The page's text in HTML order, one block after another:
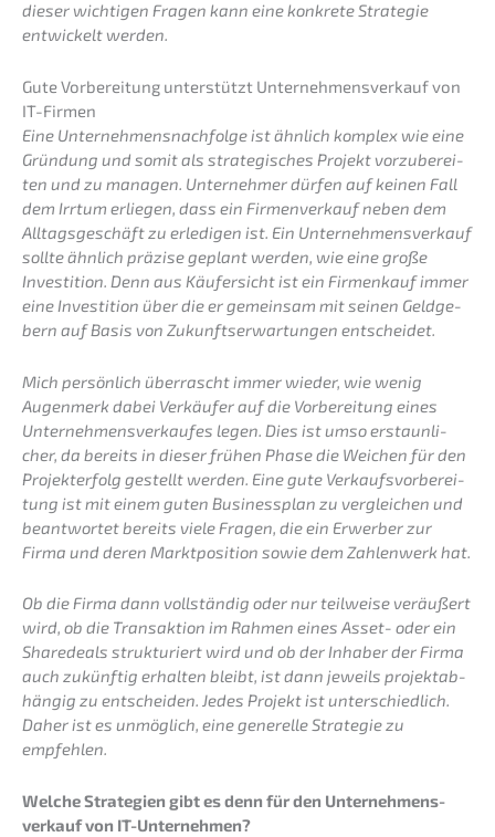
dieser wichti­gen Fragen kann eine konkre­te Strate­gie
entwi­ckelt werden.
Gute Vorbe­rei­tung unter­stützt Unter­nehmens­verkauf von
IT-Firmen
Eine Unternehmens­nachfolge ist ähnlich komplex wie eine
Gründung und somit als strate­gi­sches Projekt vorzu­be­rei­
ten und zu managen. Unter­neh­mer dürfen auf keinen Fall
dem Irrtum erlie­gen, dass ein Firmen­ver­kauf neben dem
Alltags­ge­schäft zu erledi­gen ist. Ein Unter­nehmens­verkauf
sollte ähnlich präzi­se geplant werden, wie eine große
Inves­ti­ti­on. Denn aus Käufer­sicht ist ein Firmen­kauf immer
eine Inves­ti­ti­on über die er gemein­sam mit seinen Geldge­
bern auf Basis von Zukunfts­er­war­tun­gen entscheidet.
Mich persön­lich überrascht immer wieder, wie wenig
Augen­merk dabei Verkäu­fer auf die Vorbe­rei­tung eines
Unter­neh­mens­ver­kau­fes legen. Dies ist umso erstaun­li­
cher, da bereits in dieser frühen Phase die Weichen für den
Projekt­er­folg gestellt werden. Eine gute Verkaufs­vor­be­rei­
tung ist mit einem guten Business­plan zu verglei­chen und
beant­wor­tet bereits viele Fragen, die ein Erwer­ber zur
Firma und deren Markt­po­si­ti­on sowie dem Zahlen­werk hat.
Ob die Firma dann vollstän­dig oder nur teilwei­se veräu­ßert
wird, ob die Trans­ak­ti­on im Rahmen eines Asset- oder ein
Share­deals struk­tu­riert wird und ob der Inhaber der Firma
auch zukünf­tig erhal­ten bleibt, ist dann jeweils projekt­ab­
hän­gig zu entschei­den. Jedes Projekt ist unter­schied­lich.
Daher ist es unmög­lich, eine generel­le Strate­gie zu
empfehlen.
Welche Strate­gien gibt es denn für den Unter­nehmens­
verkauf von IT-Unternehmen?